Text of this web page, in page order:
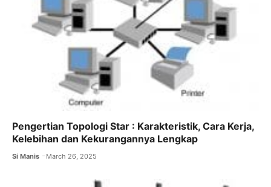
Pengertian Topologi Star : Karakteristik, Cara Kerja,
Kelebihan dan Kekurangannya Lengkap
Si Manis March 26, 2025